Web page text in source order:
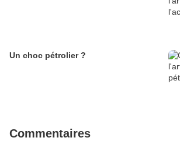
Un choc pétrolier ?
Commentaires